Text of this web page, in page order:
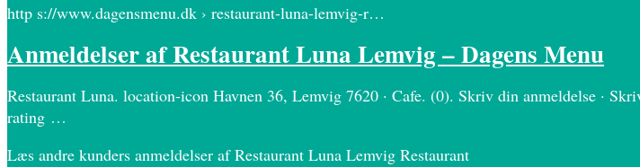
http s://www.dagensmenu.dk › restaurant-luna-lemvig-r…
Anmeldelser af Restaurant Luna Lemvig – Dagens Menu
Restaurant Luna. location-icon Havnen 36, Lemvig 7620 · Cafe. (0). Skriv din anmeldelse ·
rating …
Læs andre kunders anmeldelser af Restaurant Luna Lemvig Restaurant